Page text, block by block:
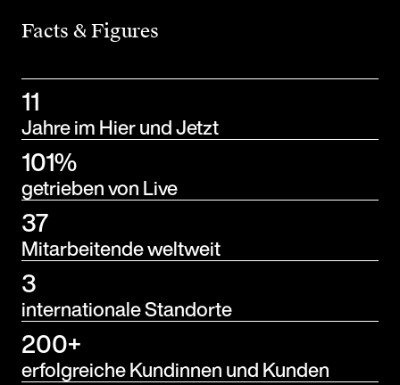
Facts & Figures
11
Jahre im Hier und Jetzt
101%
getrieben von Live
37
Mitarbeitende weltweit
3
internationale Standorte
200+
erfolgreiche Kundinnen und Kunden